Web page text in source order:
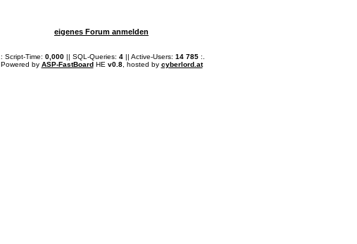
eigenes Forum anmelden
.: Script-Time: 0,000|| SQL-Queries: 4|| Active-Users: 14 785:.
Powered by ASP-FastBoardHE v0.8, hosted by cyberlord.at